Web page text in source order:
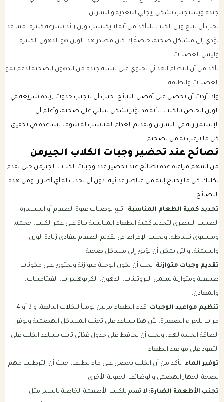
جيدة ويستجيب بشكل إيجابي للتغذية والتمارين.
يجب أن تتبع وزن الكلب للتأكد من أنه لا يكتسب وزن زائد بسرعة كبيرة، مما قد
يؤدي إلى مشاكل صحية، خاصةً إذا كان مصدر هذا الوزن هو الدهون الكثيرة
وليس العضلات.
تأكد من أن النظام الغذائي يحتوي على نسبة جيدة من الدهون الصحية لدعم نمو
العضلات والطاقة.
وإذا أردت أن تحصل على أفضل النتائج، حيب أن تتجنب حدوث زيادة سريعة في
الوزن الخاص بالكلب، لأنه قد يؤثر بشكل سلبي على صحته، وأعلم أن
الإستمرارية في التمارين وتقديم الغذاء المناسب له سوف يساعده في تحقيق
كل ما ترغب به من تضخيم.
نصائح عند تحضير وجبات الكلاب الجيرمن
من المهم مراعاة عدة نصائح عند تحضير عدد وجبات الكلاب الجيرمن حتى تقدم
لكلبك كل ما يحتاج إليه من عناصر غذائية، دون أن يحدث له أي أضرار، ومن هذه
النصائح:
تحديد كمية الطعام المناسبة: اتبع توصيات عبوة الطعام أو استشارة
الطبيب البيطري لتحديد كمية الطعام المناسبة بناءً على عمر الكلب، حجمه،
ومستوى نشاطه، وتجنب الإفراط في تقديم الطعام لتفادي زيادة الوزن
والسمنة، والتي يمكن أن تؤدي إلى مشاكل صحية.
تقديم وجبات متوازنة: يجب أن تكون الوجبة متوازنة وتحتوي على مكونات
طبيعية ومتوازنة تشمل البروتينات، الدهون، الكربوهيدرات، الفيتامينات،
والمعادن.
تنظيم مواعيد الوجبات
: قدم الطعام مرتين يومياً للكلاب البالغة، و 3 أو 4
مرات للجراء الصغيرة، لأن هذا يساعد على تجنب المشاكل الهضمية ويوفر
الطاقة الجيدة لهم، ويجب أن تحافظ على جدول غذائي ثابت يساعد الكلب على
التعود على مواعيد الطعام.
توفير الماء: تأكد من أن الكلب يحصل على ماء نظيف، حيث أن الترطيب مهم
لصحة الجهاز الهضمي والوظائف الحيوية الأخرى.
تجنب الأطعمة الضارة: لا تقدم للكلب الأطعمة الخاصة بالبشر مثل